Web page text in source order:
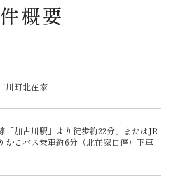
概要
川町北在家
「加古川駅」より徒歩約22分、またはJR
かこバス乗車約6分（北在家口停）下車